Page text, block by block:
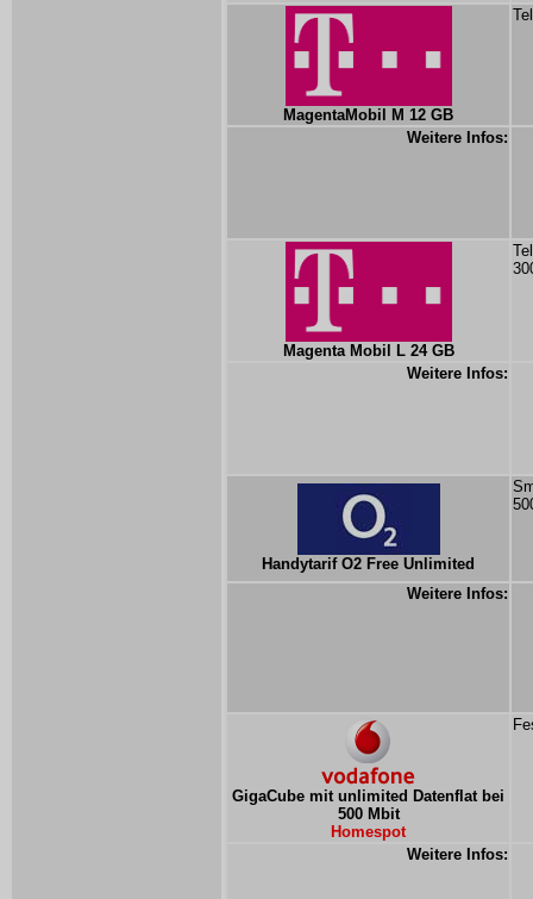
MagentaMobil M 12 GB
Weitere Infos:
Magenta Mobil L 24 GB
Weitere Infos:
Handytarif O2 Free Unlimited
Weitere Infos:
GigaCube mit unlimited Datenflat bei
500 Mbit
Homespot
Weitere Infos: